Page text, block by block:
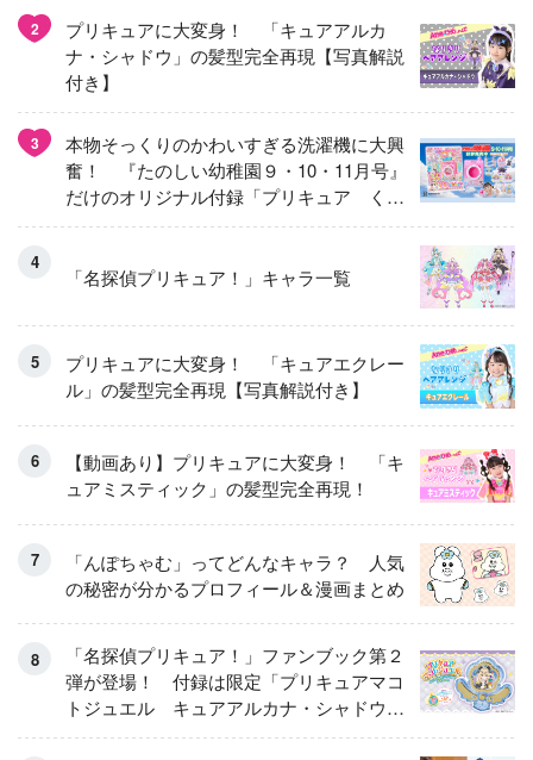
2
プリキュアに大変身！ 「キュアアルカ
ナ・シャドウ」の髪型完全再現【写真解説
付き】
3
本物そっくりのかわいすぎる洗濯機に大興
奮！ 『たのしい幼稚園９・10・11月号』
だけのオリジナル付録「プリキュア くる
くるせんたくき」
「名探偵プリキュア！」キャラ一覧
プリキュアに大変身！ 「キュアエクレー
ル」の髪型完全再現【写真解説付き】
【動画あり】プリキュアに大変身！ 「キ
ュアミスティック」の髪型完全再現！
「んぽちゃむ」ってどんなキャラ？ 人気
の秘密が分かるプロフィール＆漫画まとめ
「名探偵プリキュア！」ファンブック第２
弾が登場！ 付録は限定「プリキュアマコ
トジュエル キュアアルカナ・シャドウ
アイスver.」 キュアエクレールを大特